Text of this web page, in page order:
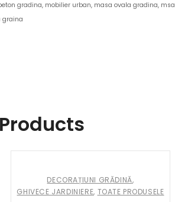
gradina, mobilier urban, masa ovala gradina, msa
graina
DECORAȚIUNI GRĂDINĂ,
GHIVECE JARDINIERE, TOATE PRODUSELE